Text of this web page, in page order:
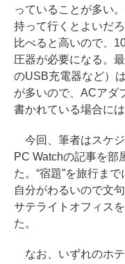
っていることが多い
持って行くとよいだ
比べると高いので、
圧器が必要になる。
のUSB充電器など）
が多いので、ACアダ
書かれている場合に
今回、筆者はスケ
PC Watchの記事を部
た。“宿題”を旅行ま
自分がわるいので文
サテライトオフィス
た。
なお、いずれのホ